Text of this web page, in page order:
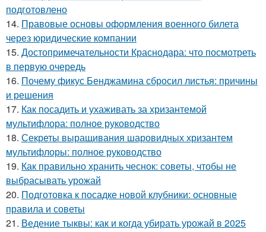
подготовлено
14. Правовые основы оформления военного билета
через юридические компании
15. Достопримечательности Краснодара: что посмотреть
в первую очередь
16. Почему фикус Бенджамина сбросил листья: причины
и решения
17. Как посадить и ухаживать за хризантемой
мультифлора: полное руководство
18. Секреты выращивания шаровидных хризантем
мультифлоры: полное руководство
19. Как правильно хранить чеснок: советы, чтобы не
выбрасывать урожай
20. Подготовка к посадке новой клубники: основные
правила и советы
21. Ведение тыквы: как и когда убирать урожай в 2025